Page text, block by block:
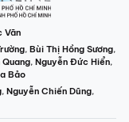
Văn
, Bùi Thị Hồng Sương,
Quang, Nguyễn Đức Hiển,
Bảo
, Nguyễn Chiến Dũng,